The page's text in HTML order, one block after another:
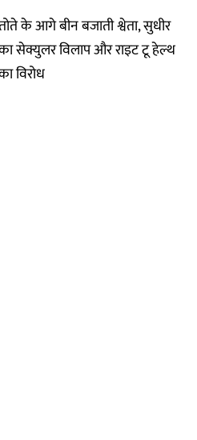
के आगे बीन बजाती श्वेता, सुधीर
सेक्युलर विलाप और राइट टू हेल्थ
विरोध